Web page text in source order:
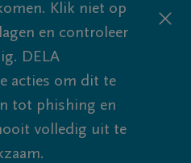
Klik niet op
en controleer
DELA
acties om dit te
tot phishing en
volledig uit te